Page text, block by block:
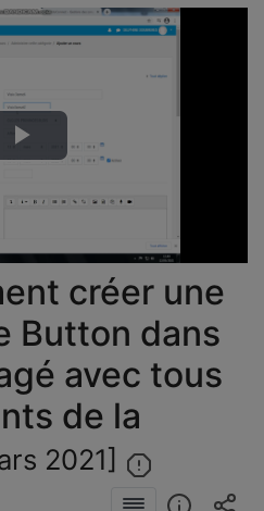
Lire
la
vidéo
créer une
Button dans
avec tous
de la
2021]